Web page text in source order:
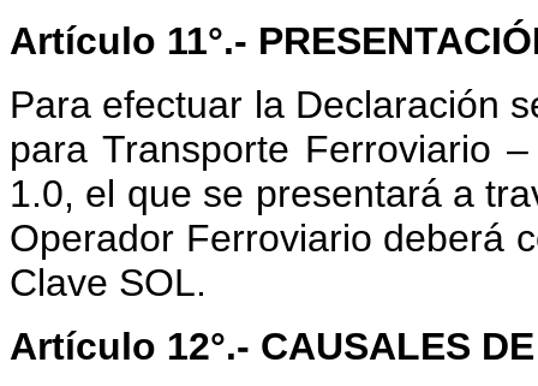
Artículo 11°.-
Para efectuar la Declaración
para Transporte Ferroviario
1.0, el que se presentará a
Operador Ferroviario deberá
Clave SOL.
Artículo 12°.- CAUSALES